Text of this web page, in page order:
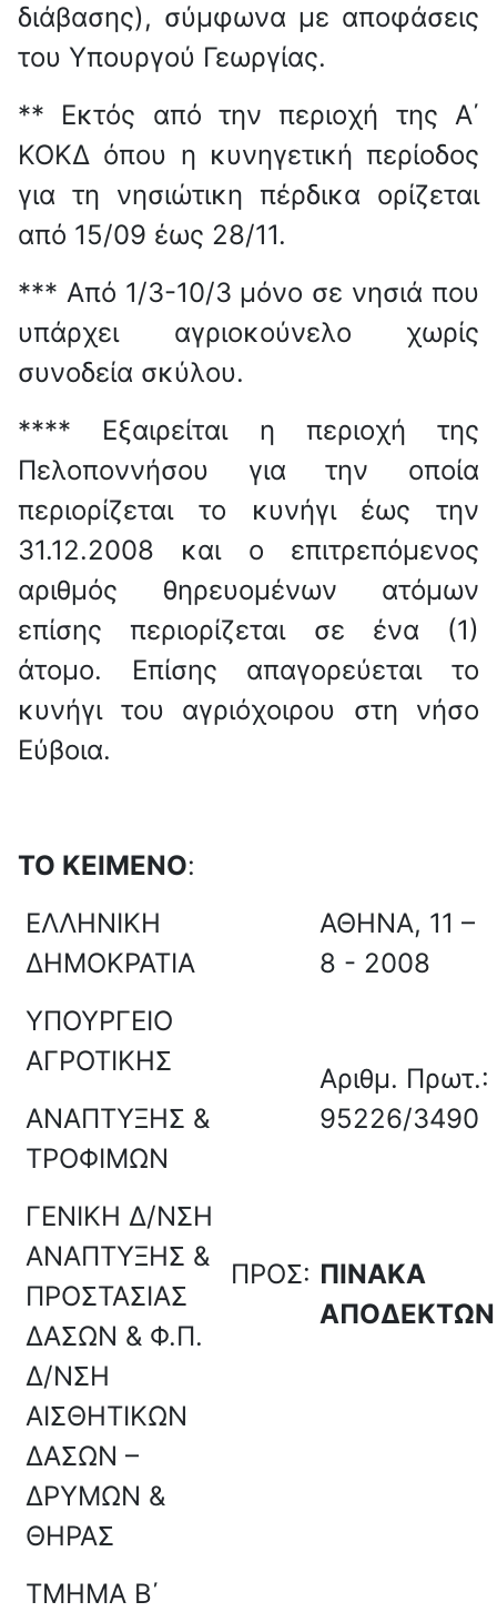
διάβασης), σύμφωνα με αποφάσεις
του Υπουργού Γεωργίας.
** Εκτός από την περιοχή της Α΄
ΚΟΚΔ όπου η κυνηγετική περίοδος
για τη νησιώτικη πέρδικα ορίζεται
από 15/09 έως 28/11.
*** Από 1/3-10/3 μόνο σε νησιά που
υπάρχει αγριοκούνελο χωρίς
συνοδεία σκύλου.
**** Εξαιρείται η περιοχή της
Πελοποννήσου για την οποία
περιορίζεται το κυνήγι έως την
31.12.2008 και ο επιτρεπόμενος
αριθμός θηρευομένων ατόμων
επίσης περιορίζεται σε ένα (1)
άτομο. Επίσης απαγορεύεται το
κυνήγι του αγριόχοιρου στη νήσο
Εύβοια.
ΤΟ ΚΕΙΜΕΝΟ:
ΕΛΛΗΝΙΚΗ
ΔΗΜΟΚΡΑΤΙΑ
ΥΠΟΥΡΓΕΙΟ
ΑΓΡΟΤΙΚΗΣ
ΑΝΑΠΤΥΞΗΣ &
ΤΡΟΦΙΜΩΝ
ΑΘΗΝΑ, 11 –
8 - 2008
Αριθμ. Πρωτ.:
95226/3490
ΓEΝΙΚΗ Δ/ΝΣΗ
ΑΝΑΠΤΥΞΗΣ &
ΠΡΟΣΤΑΣΙΑΣ
ΔΑΣΩΝ & Φ.Π.
Δ/ΝΣΗ
ΑΙΣΘΗΤΙΚΩΝ
ΔΑΣΩΝ –
ΔΡΥΜΩΝ &
ΘΗΡΑΣ
ΤΜΗΜΑ Β΄
ΠΡΟΣ: ΠΙΝΑΚΑ
ΑΠΟΔΕΚΤΩΝ